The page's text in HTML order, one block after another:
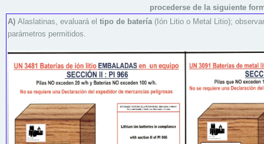
procederse de la siguiente
A) Alaslatinas, evaluará el tipo de batería (Ión Litio o Metal Litio);
parámetros permitidos.